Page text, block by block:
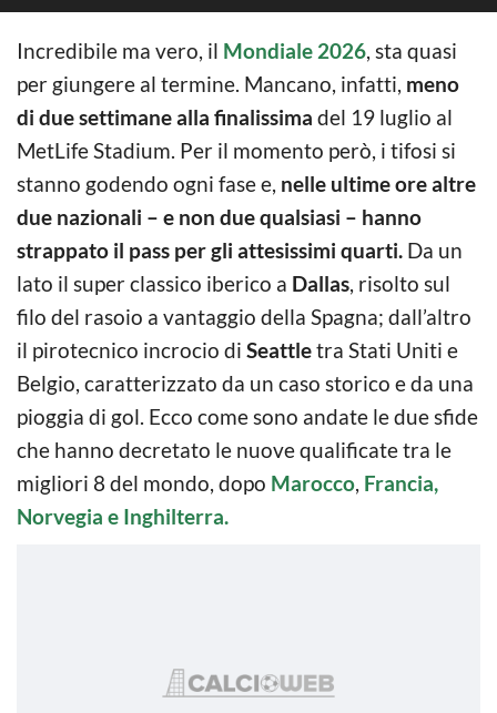
Incredibile ma vero, il Mondiale 2026, sta quasi
per giungere al termine. Mancano, infatti, meno
di due settimane alla finalissima del 19 luglio al
MetLife Stadium. Per il momento però, i tifosi si
stanno godendo ogni fase e, nelle ultime ore altre
due nazionali – e non due qualsiasi – hanno
strappato il pass per gli attesissimi quarti. Da un
lato il super classico iberico a Dallas, risolto sul
filo del rasoio a vantaggio della Spagna; dall’altro
il pirotecnico incrocio di Seattletra Stati Uniti e
Belgio, caratterizzato da un caso storico e da una
pioggia di gol. Ecco come sono andate le due sfide
che hanno decretato le nuove qualificate tra le
migliori 8 del mondo, dopo Marocco, Francia,
Norvegia e Inghilterra.